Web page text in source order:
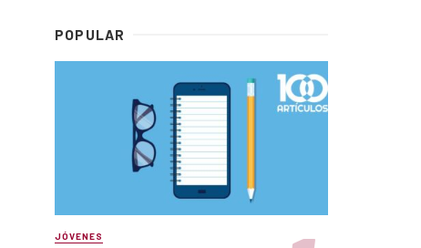
POPULAR
JÓVENES